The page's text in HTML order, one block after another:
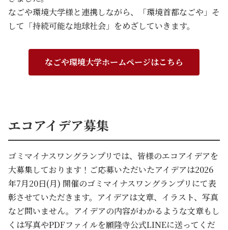
なごや環境大学様と連携しながら、「環境首都なごや」そ
して「持続可能な地球社会」をめざしていきます。
なごや環境大学ホームページはこちら
エコアイデア募集
ゴミマイナスワングランプリでは、皆様のエコアイデアを
大募集しております！ご応募いただいたアイデアは2026
年7月20日(月) 開催のゴミマイナスワングランプリにて表
彰させていただきます。アイデアは文章、イラスト、写真
など問いません。アイデアの内容がわかるような文章もし
くは写真やPDFファイルを願隆寺公式LINEに送ってくだ